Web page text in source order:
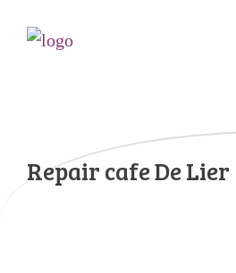
Repair cafe De Lier